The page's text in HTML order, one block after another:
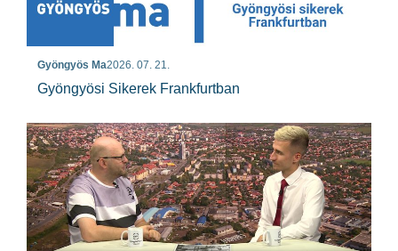
Gyöngyös Ma2026. 07. 21.
Gyöngyösi Sikerek Frankfurtban